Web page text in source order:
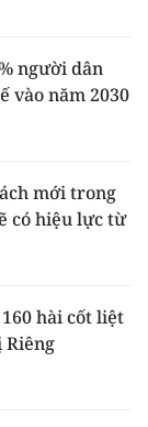
người dân
vào năm 2030
mới trong
có hiệu lực từ
hài cốt liệt
Riêng